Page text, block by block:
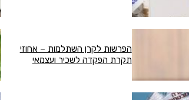
הפרשות לקרן השתלמות – אחוזי
תקרת הפקדה לשכיר ועצמאי